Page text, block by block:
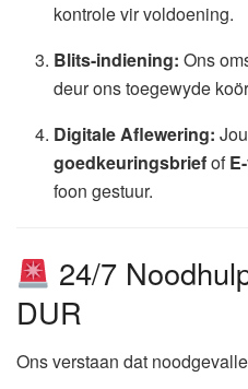
kontrole vir voldoening.
Blits-indiening: Ons
deur ons toegewyde
Digitale Aflewering: Jou
goedkeuringsbriefof
foon gestuur.
24/7
DUR
Ons verstaan dat